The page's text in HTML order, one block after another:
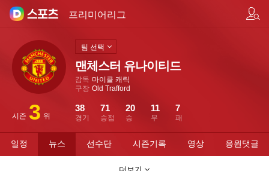
프리미어리그
맨체스터 유나이티드
감독 마이클 캐릭
구장 Old Trafford
시즌 3 위 경기
38
승점
71
승
20
무
11
패
7
팀 선택
일정 뉴스 선수단 시즌기록 영상 응원댓글